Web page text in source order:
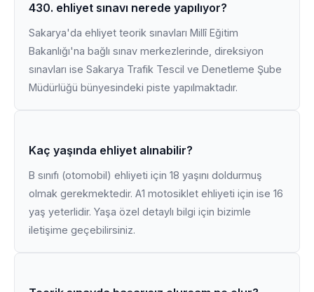
430. ehliyet sınavı nerede yapılıyor?
Sakarya'da ehliyet teorik sınavları Millî Eğitim
Bakanlığı'na bağlı sınav merkezlerinde, direksiyon
sınavları ise Sakarya Trafik Tescil ve Denetleme Şube
Müdürlüğü bünyesindeki piste yapılmaktadır.
Kaç yaşında ehliyet alınabilir?
B sınıfı (otomobil) ehliyeti için 18 yaşını doldurmuş
olmak gerekmektedir. A1 motosiklet ehliyeti için ise 16
yaş yeterlidir. Yaşa özel detaylı bilgi için bizimle
iletişime geçebilirsiniz.